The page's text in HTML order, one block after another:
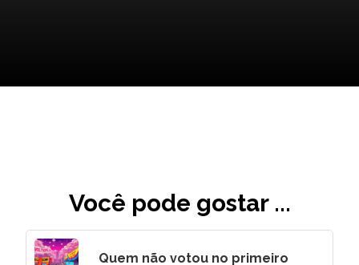
Você pode gostar ...
Quem não votou no primeiro